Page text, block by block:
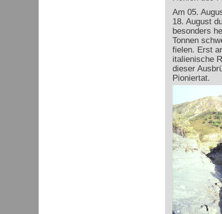
Am 05.
18. August
besonders
Tonnen
fielen. Erst
italienische
dieser
Pioniertat.